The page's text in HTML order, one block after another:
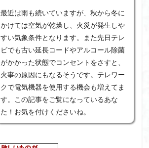
最近は雨も続いていますが、秋から冬に
かけては空気が乾燥し、火災が発生しや
すい気象条件となります。また先日テレ
ビでも古い延長コードやアルコール除菌
がかかった状態でコンセントをさすと、
火事の原因にもなるそうです。テレワー
クで電気機器を使用する機会も増えてま
す。この記事をご覧になっているあな
た！お気を付けくださいね。